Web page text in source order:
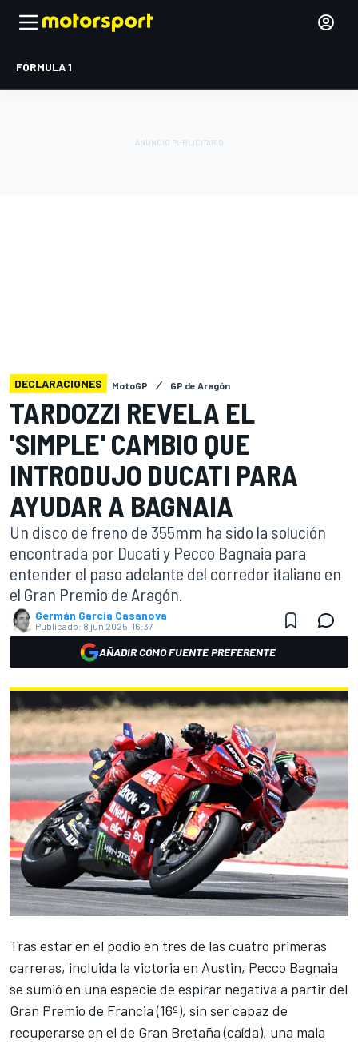
FÓRMULA 1
DECLARACIONES MotoGP GP de Aragón
TARDOZZI REVELA EL
'SIMPLE' CAMBIO QUE
INTRODUJO DUCATI PARA
AYUDAR A BAGNAIA
Un disco de freno de 355mm ha sido la solución
encontrada por Ducati y Pecco Bagnaia para
entender el paso adelante del corredor italiano en
el Gran Premio de Aragón.
Germán Garcia Casanova
Publicado: 8 jun 2025, 16:37
AÑADIR COMO FUENTE PREFERENTE
Tras estar en el podio en tres de las cuatro primeras
carreras, incluida la victoria en Austin, Pecco Bagnaia
se sumió en una especie de espirar negativa a partir del
Gran Premio de Francia (16º), sin ser capaz de
recuperarse en el de Gran Bretaña (caída), una mala